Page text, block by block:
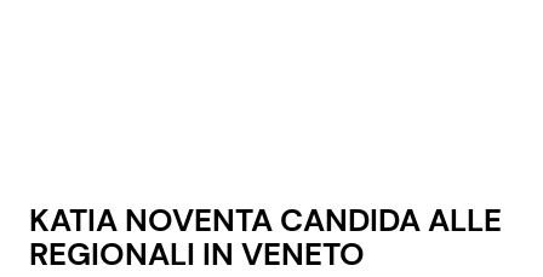
KATIA NOVENTA CANDIDA ALLE
REGIONALI IN VENETO